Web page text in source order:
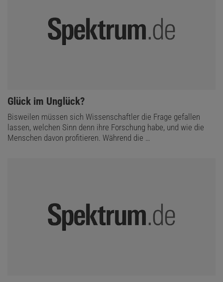
:
Glück im Unglück?
Bisweilen müssen sich Wissenschaftler die Frage gefallen
lassen, welchen Sinn denn ihre Forschung habe, und wie die
Menschen davon profitieren. Während die …